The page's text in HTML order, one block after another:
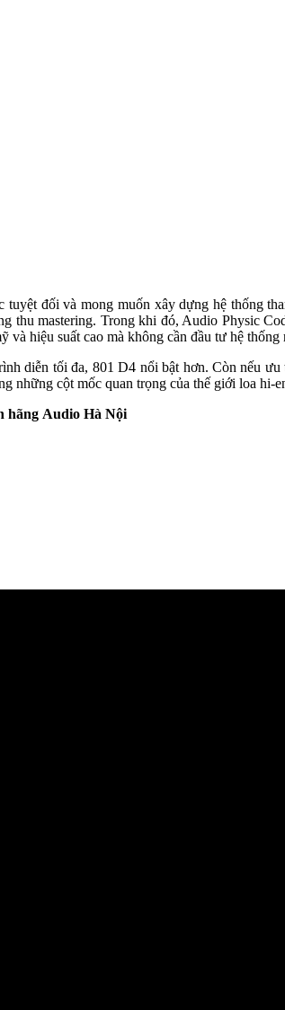
đối và mong muốn xây dựng hệ thống
thu mastering. Trong khi đó, Audio Physic
hiệu suất cao mà không cần đầu tư hệ thống
diễn tối đa, 801 D4 nổi bật hơn. Còn nếu
những cột mốc quan trọng của thế giới loa hi-
hãng Audio Hà Nội